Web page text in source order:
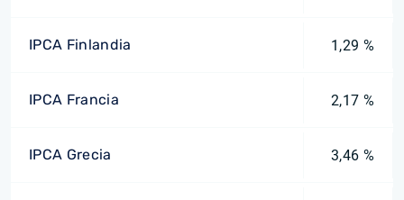
IPCA Finlandia 1,29 %
IPCA Francia 2,17 %
IPCA Grecia 3,46 %